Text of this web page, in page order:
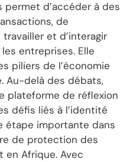
d’accéder à des
de
et d’interagir
entreprises. Elle
piliers de l’économie
Au-delà des débats,
plateforme de réflexion
défis liés à l’identité
étape importante dans
de protection des
en Afrique. Avec